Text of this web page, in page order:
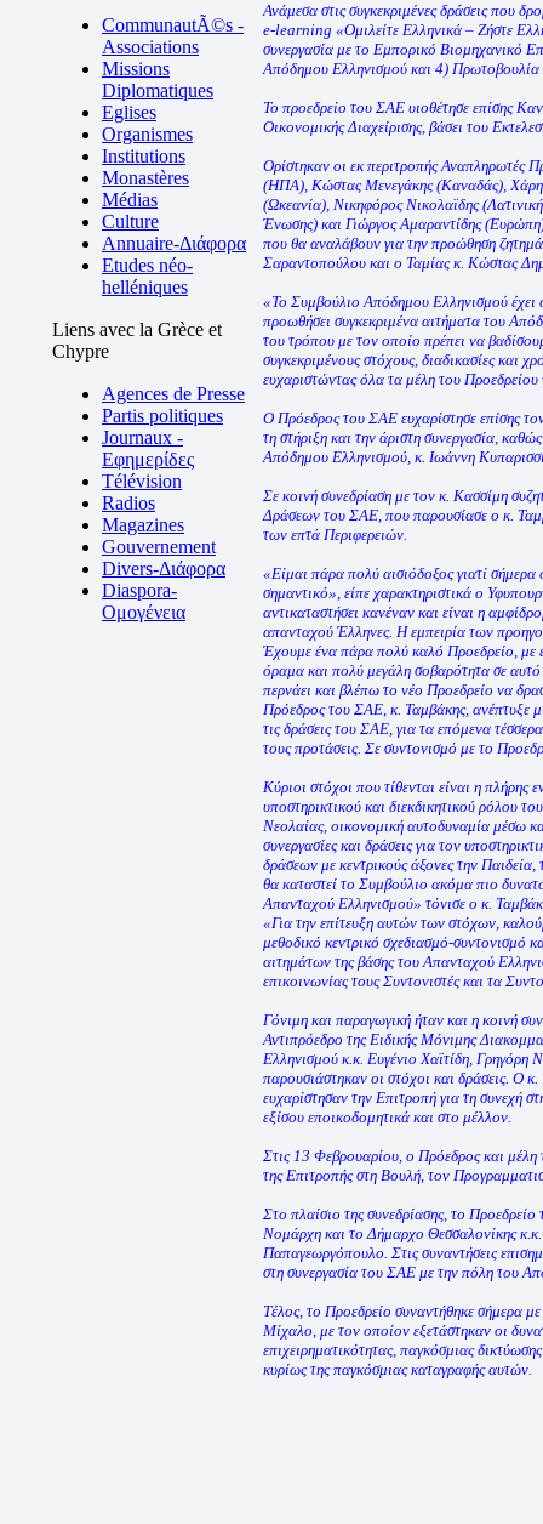
CommunautÃ©s -
Associations
Missions
Diplomatiques
Eglises
Organismes
Institutions
Monastères
Médias
Culture
Annuaire-Διάφορα
Etudes néo-
helléniques
Liens avec la Grèce et
Chypre
Agences de Presse
Partis politiques
Journaux -
Εφημερίδες
Télévision
Radios
Magazines
Gouvernement
Divers-Διάφορα
Diaspora-
Ομογένεια
Ανάμεσα στις συγκεκριμένες δράσεις που
e-learning «Ομιλείτε Ελληνικά – Ζήστε
συνεργασία με το Εμπορικό Βιομηχανικό
Απόδημου Ελληνισμού και 4)
Το προεδρείο του ΣΑΕ υιοθέτησε επίσης
Οικονομικής Διαχείρισης, βάσει του
Ορίστηκαν οι εκ περιτροπής
(ΗΠΑ), Κώστας Μενεγάκης (Καναδάς),
(Ωκεανία), Νικηφόρος Νικολαϊδης
Ένωσης) και Γιώργος Αμαραντίδης
που θα αναλάβουν για την προώθηση
Σαραντοπούλου και ο Ταμίας κ. Κώστας
«Το Συμβούλιο Απόδημου Ελληνισμού έχει
προωθήσει συγκεκριμένα αιτήματα του
του τρόπου με τον οποίο πρέπει να
συγκεκριμένους στόχους, διαδικασίες και
ευχαριστώντας όλα τα μέλη του Προεδρείου
Ο Πρόεδρος του ΣΑΕ ευχαρίστησε επίσης
τη στήριξη και την άριστη συνεργασία,
Απόδημου Ελληνισμού, κ. Ιωάννη
Σε κοινή συνεδρίαση με τον κ. Κασσίμη
Δράσεων του ΣΑΕ, που παρουσίασε ο κ.
των επτά Περιφερειών.
«Είμαι πάρα πολύ αισιόδοξος γιατί
σημαντικό», είπε χαρακτηριστικά ο
αντικαταστήσει κανέναν και είναι η
απανταχού Έλληνες. Η εμπειρία των
Έχουμε ένα πάρα πολύ καλό Προεδρείο,
όραμα και πολύ μεγάλη σοβαρότητα σε
περνάει και βλέπω το νέο Προεδρείο να
Πρόεδρος του ΣΑΕ, κ. Ταμβάκης, ανέπτυξε
τις δράσεις του ΣΑΕ, για τα επόμενα
τους προτάσεις. Σε συντονισμό με το
Κύριοι στόχοι που τίθενται είναι η
υποστηρικτικού και διεκδικητικού ρόλου
Νεολαίας, οικονομική αυτοδυναμία μέσω
συνεργασίες και δράσεις για τον
δράσεων με κεντρικούς άξονες την
θα καταστεί το Συμβούλιο ακόμα πιο
Απανταχού Ελληνισμού» τόνισε ο κ.
«Για την επίτευξη αυτών των στόχων,
μεθοδικό κεντρικό σχεδιασμό-συντονισμό
αιτημάτων της βάσης του Απανταχού
επικοινωνίας τους Συντονιστές και τα
Γόνιμη και παραγωγική ήταν και η κοινή
Αντιπρόεδρο της Ειδικής Μόνιμης
Ελληνισμού κ.κ. Ευγένιο Χαϊτίδη, Γρηγόρη
παρουσιάστηκαν οι στόχοι και δράσεις. Ο
ευχαρίστησαν την Επιτροπή για τη συνεχή
εξίσου εποικοδομητικά και στο μέλλον.
Στις 13 Φεβρουαρίου, ο Πρόεδρος και
της Επιτροπής στη Βουλή, τον
Στο πλαίσιο της συνεδρίασης, το
Νομάρχη και το Δήμαρχο Θεσσαλονίκης
Παπαγεωργόπουλο. Στις συναντήσεις
στη συνεργασία του ΣΑΕ με την πόλη του
Tέλος, το Προεδρείο συναντήθηκε σήμερα
Μίχαλο, με τον οποίον εξετάστηκαν οι
επιχειρηματικότητας, παγκόσμιας
κυρίως της παγκόσμιας καταγραφής αυτών.